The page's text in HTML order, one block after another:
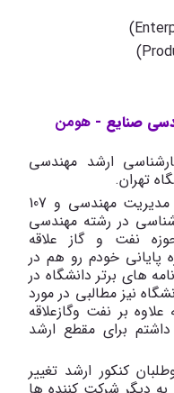
)
)
صنایع - هومن
ارشد مهندسی
تهران.
بنده رتبه 24 سیستم های کلان، 101 مدیریت مهندسی و 107
در رشته مهندسی
نفت و گاز علاقه
پایانی خودم رو هم در
های برتر دانشگاه در
نیز مطالبی در مورد
بر نفت وگازعلاقه
برای مقطع ارشد
کنکور ارشد تغییر